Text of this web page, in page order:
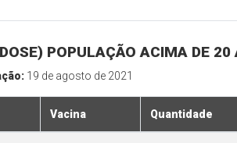
POPULAÇÃO ACIMA DE 20
19 de agosto de 2021
Vacina Quantidade